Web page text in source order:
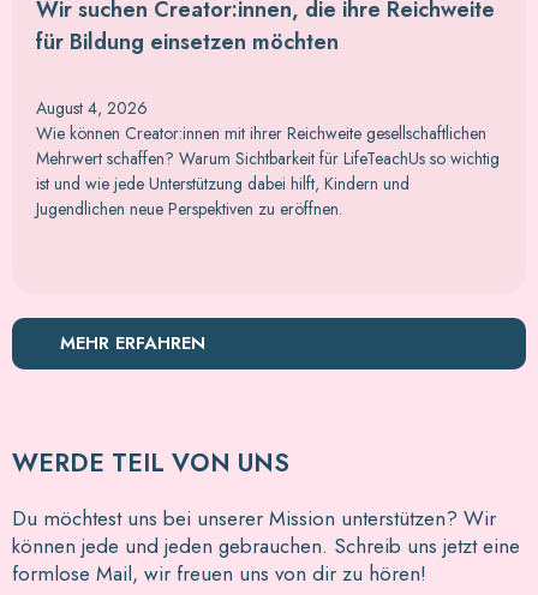
Wir suchen Creator:innen, die ihre Reichweite
für Bildung einsetzen möchten
August 4, 2026
Wie können Creator:innen mit ihrer Reichweite gesellschaftlichen
Mehrwert schaffen? Warum Sichtbarkeit für LifeTeachUs so wichtig
ist und wie jede Unterstützung dabei hilft, Kindern und
Jugendlichen neue Perspektiven zu eröffnen.
MEHR ERFAHREN
WERDE TEIL VON UNS
Du möchtest uns bei unserer Mission unterstützen? Wir
können jede und jeden gebrauchen. Schreib uns jetzt eine
formlose Mail, wir freuen uns von dir zu hören!